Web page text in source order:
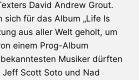
David Andrew Grout.
sich für das Album „Life Is
aus aller Welt geholt, um
einem Prog-Album
Musiker dürften
Jeff Scott Soto und Nad